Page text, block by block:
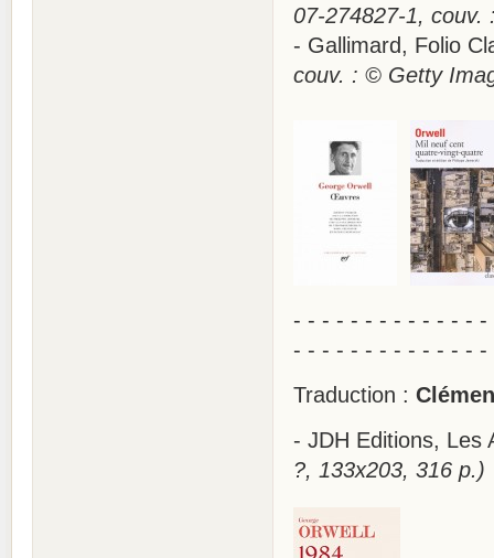
07-274827-1, couv.
- Gallimard, Folio
couv. : © Getty
- - - - - - - - - - - - -
- - - - - - - - - - - - -
Traduction :
- JDH Editions,
?, 133x203, 316 p.)